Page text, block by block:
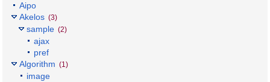
Aipo
Akelos (3)
sample (2)
ajax
pref
Algorithm (1)
image